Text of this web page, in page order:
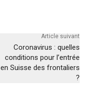
Article suivant
Coronavirus : quelles
conditions pour l’entrée
en Suisse des frontaliers
?